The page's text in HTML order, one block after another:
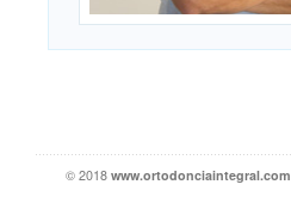
© 2018 www.ortodonciaintegral.com